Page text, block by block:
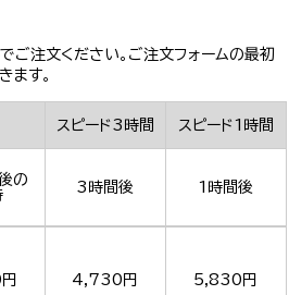
ご注文ください。ご注文フォームの最初
ます。
スピード3時間 スピード1時間
の
3時間後 1時間後
4,730円 5,830円